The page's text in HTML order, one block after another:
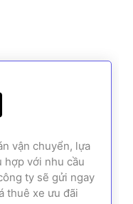
vận chuyển, lựa
hợp với nhu cầu
ty sẽ gửi ngay
thuê xe ưu đãi